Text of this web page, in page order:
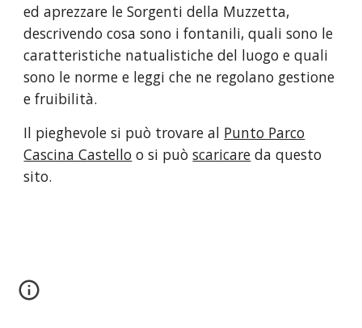
ed aprezzare le Sorgenti della Muzzetta,
descrivendo cosa sono i fontanili, quali sono le
caratteristiche natualistiche del luogo e quali
sono le norme e leggi che ne regolano gestione
e fruibilità.
Il pieghevole si può trovare al Punto Parco
Cascina Castello o si puòscaricare da questo
sito.